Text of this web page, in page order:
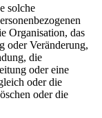
solche
Organisation, das
oder Veränderung,
die
oder eine
oder die
oder die